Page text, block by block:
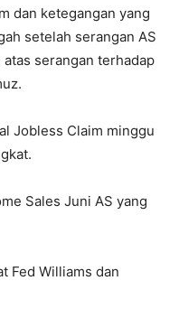
dan ketegangan yang
setelah serangan AS
serangan terhadap
Jobless Claim minggu
Sales Juni AS yang
Fed Williams dan